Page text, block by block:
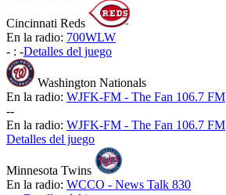
Cincinnati Reds
En la radio: 700WLW
- : -Detalles del juego
Washington Nationals
En la radio: WJFK-FM - The Fan 106.7 FM
--
En la radio: WJFK-FM - The Fan 106.7 FM
Detalles del juego
Minnesota Twins
En la radio: WCCO - News Talk 830